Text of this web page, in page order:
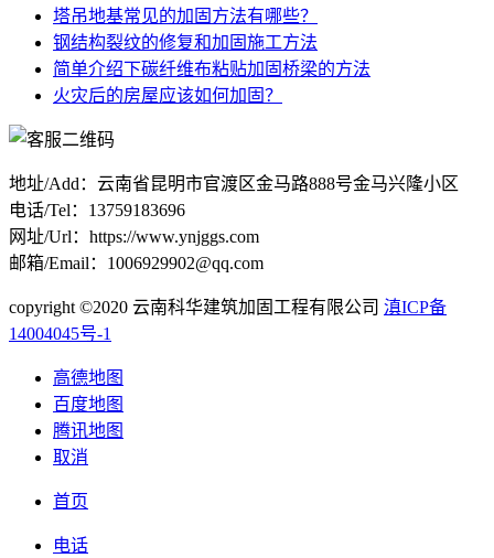
塔吊地基常见的加固方法有哪些？
钢结构裂纹的修复和加固施工方法
简单介绍下碳纤维布粘贴加固桥梁的方法
火灾后的房屋应该如何加固？
地址/Add：云南省昆明市官渡区金马路888号金马兴隆小区
电话/Tel：13759183696
网址/Url：https://www.ynjggs.com
邮箱/Email：1006929902@qq.com
copyright ©2020 云南科华建筑加固工程有限公司 滇ICP备
14004045号-1
高德地图
百度地图
腾讯地图
取消
首页
电话